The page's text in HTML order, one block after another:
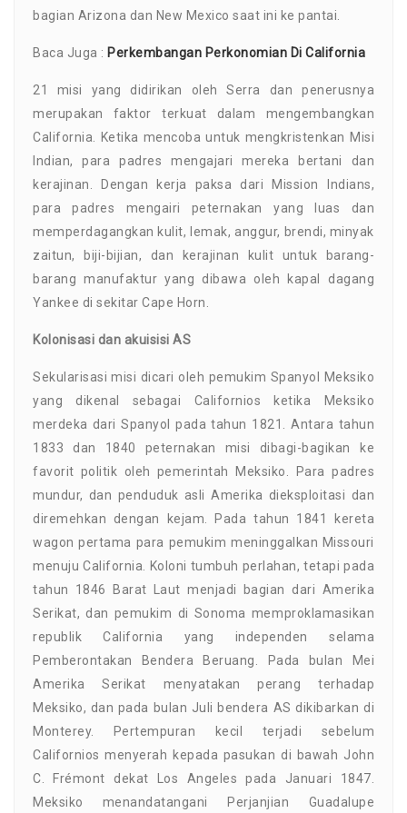
bagian Arizona dan New Mexico saat ini ke pantai.
Baca Juga : Perkembangan Perkonomian Di California
21 misi yang didirikan oleh Serra dan penerusnya
merupakan faktor terkuat dalam mengembangkan
California. Ketika mencoba untuk mengkristenkan Misi
Indian, para padres mengajari mereka bertani dan
kerajinan. Dengan kerja paksa dari Mission Indians,
para padres mengairi peternakan yang luas dan
memperdagangkan kulit, lemak, anggur, brendi, minyak
zaitun, biji-bijian, dan kerajinan kulit untuk barang-
barang manufaktur yang dibawa oleh kapal dagang
Yankee di sekitar Cape Horn.
Kolonisasi dan akuisisi AS
Sekularisasi misi dicari oleh pemukim Spanyol Meksiko
yang dikenal sebagai Californios ketika Meksiko
merdeka dari Spanyol pada tahun 1821. Antara tahun
1833 dan 1840 peternakan misi dibagi-bagikan ke
favorit politik oleh pemerintah Meksiko. Para padres
mundur, dan penduduk asli Amerika dieksploitasi dan
diremehkan dengan kejam. Pada tahun 1841 kereta
wagon pertama para pemukim meninggalkan Missouri
menuju California. Koloni tumbuh perlahan, tetapi pada
tahun 1846 Barat Laut menjadi bagian dari Amerika
Serikat, dan pemukim di Sonoma memproklamasikan
republik California yang independen selama
Pemberontakan Bendera Beruang. Pada bulan Mei
Amerika Serikat menyatakan perang terhadap
Meksiko, dan pada bulan Juli bendera AS dikibarkan di
Monterey. Pertempuran kecil terjadi sebelum
Californios menyerah kepada pasukan di bawah John
C. Frémont dekat Los Angeles pada Januari 1847.
Meksiko menandatangani Perjanjian Guadalupe